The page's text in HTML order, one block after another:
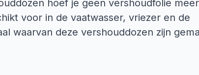
hoef je geen vershoudfolie
voor in de vaatwasser, vriezer en de
waarvan deze vershouddozen zijn